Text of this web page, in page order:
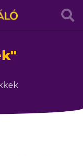
"